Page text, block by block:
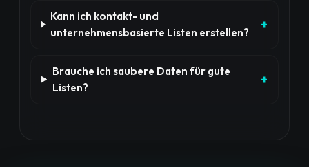
Kann ich kontakt- und
unternehmensbasierte Listen erstellen?
Brauche ich saubere Daten für gute
Listen?